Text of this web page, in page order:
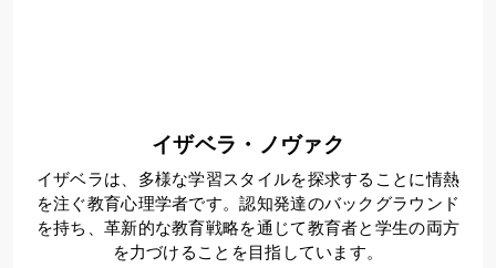
イザベラ・ノヴァク
イザベラは、多様な学習スタイルを探求することに情熱
を注ぐ教育心理学者です。認知発達のバックグラウンド
を持ち、革新的な教育戦略を通じて教育者と学生の両方
を力づけることを目指しています。